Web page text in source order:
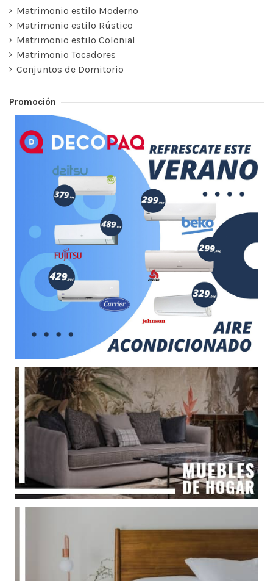
Matrimonio estilo Moderno
Matrimonio estilo Rústico
Matrimonio estilo Colonial
Matrimonio Tocadores
Conjuntos de Domitorio
Promoción